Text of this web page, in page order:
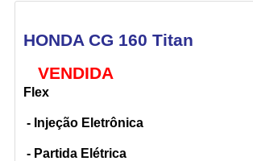
HONDA CG 160 Titan
VENDIDA
Flex
- Injeção Eletrônica
- Partida Elétrica